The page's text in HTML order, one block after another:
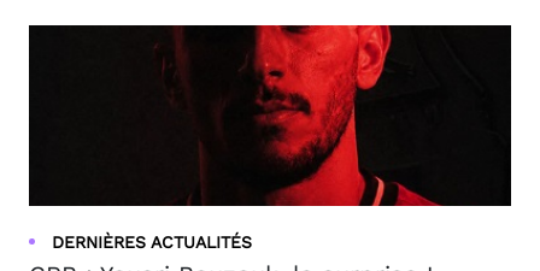
DERNIÈRES ACTUALITÉS